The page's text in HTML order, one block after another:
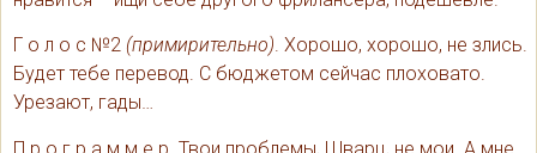
Г о л о с №2 (примирительно). Хорошо, хорошо, не злись.
Будет тебе перевод. С бюджетом сейчас плоховато.
Урезают, гады…
П р о г р а м м е р. Твои проблемы, Шварц, не мои. А мне